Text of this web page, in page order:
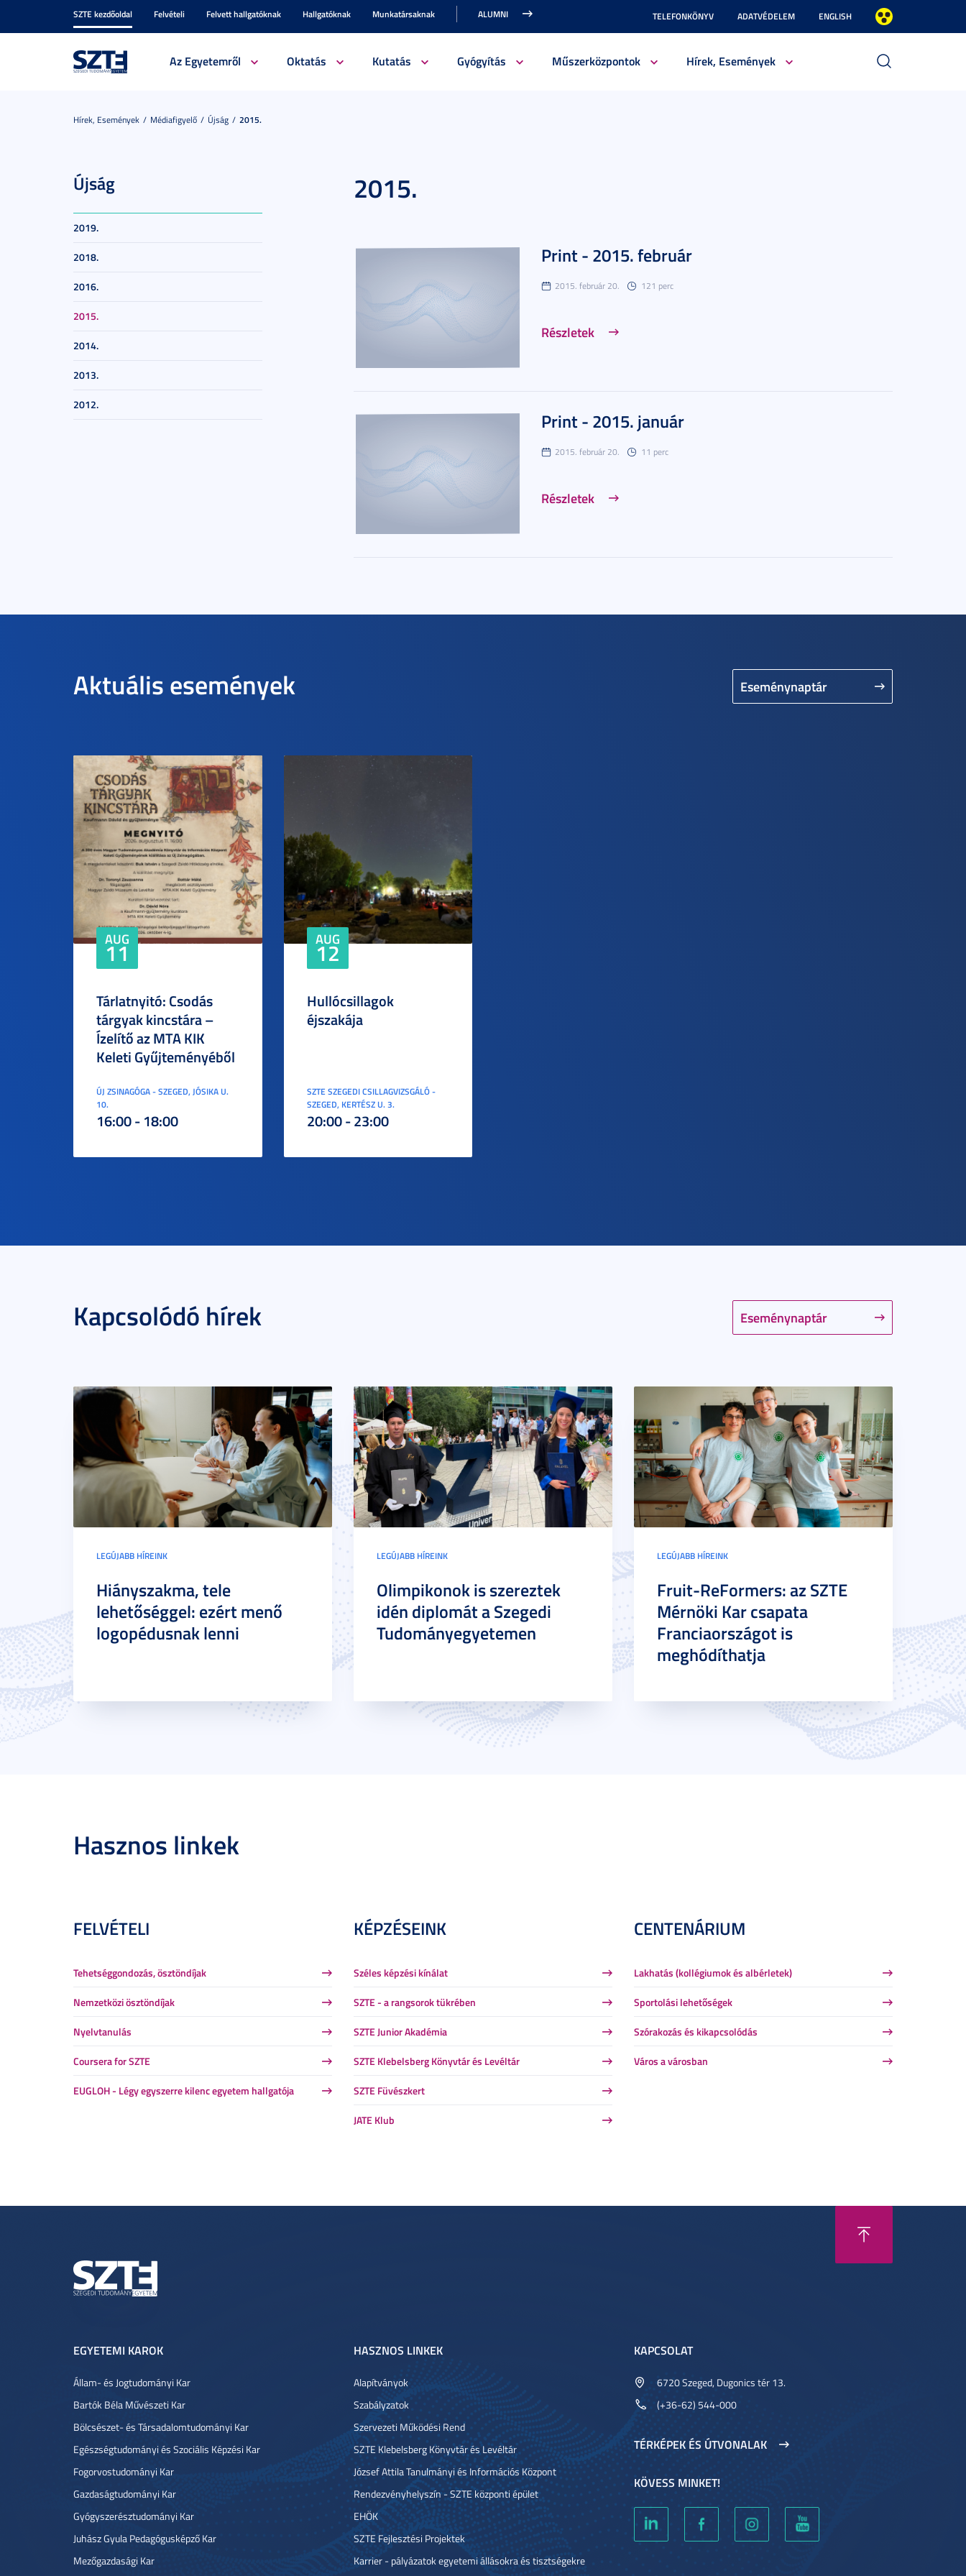
SZTE kezdőoldal Felvételi Felvett hallgatóknak Hallgatóknak Munkatársaknak ALUMNI TELEFONKÖNYV ADATVÉDELEM ENGLISH
Az Egyetemről Oktatás Kutatás Gyógyítás Műszerközpontok Hírek, Események
Hírek, Események Médiafigyelő Újság 2015.
Újság
2019.
2018.
2016.
2015.
2014.
2013.
2012.
2015.
Print - 2015. február
2015. február 20. 121 perc
Részletek
Print - 2015. január
2015. február 20. 11 perc
Részletek
Aktuális események Eseménynaptár
AUG
11
Tárlatnyitó: Csodás
tárgyak kincstára –
Ízelítő az MTA KIK
Keleti Gyűjteményéből
ÚJ ZSINAGÓGA - SZEGED, JÓSIKA U.
10.
16:00 - 18:00
AUG
12
Hullócsillagok
éjszakája
SZTE SZEGEDI CSILLAGVIZSGÁLÓ -
SZEGED, KERTÉSZ U. 3.
20:00 - 23:00
Kapcsolódó hírek Eseménynaptár
LEGÚJABB HÍREINK
Hiányszakma, tele
lehetőséggel: ezért menő
logopédusnak lenni
LEGÚJABB HÍREINK
Olimpikonok is szereztek
idén diplomát a Szegedi
Tudományegyetemen
LEGÚJABB HÍREINK
Fruit-ReFormers: az SZTE
Mérnöki Kar csapata
Franciaországot is
meghódíthatja
Hasznos linkek
FELVÉTELI
Tehetséggondozás, ösztöndíjak
Nemzetközi ösztöndíjak
Nyelvtanulás
Coursera for SZTE
EUGLOH - Légy egyszerre kilenc egyetem hallgatója
KÉPZÉSEINK
Széles képzési kínálat
SZTE - a rangsorok tükrében
SZTE Junior Akadémia
SZTE Klebelsberg Könyvtár és Levéltár
SZTE Füvészkert
JATE Klub
CENTENÁRIUM
Lakhatás (kollégiumok és albérletek)
Sportolási lehetőségek
Szórakozás és kikapcsolódás
Város a városban
EGYETEMI KAROK
Állam- és Jogtudományi Kar
Bartók Béla Művészeti Kar
Bölcsészet- és Társadalomtudományi Kar
Egészségtudományi és Szociális Képzési Kar
Fogorvostudományi Kar
Gazdaságtudományi Kar
Gyógyszerésztudományi Kar
Juhász Gyula Pedagógusképző Kar
Mezőgazdasági Kar
HASZNOS LINKEK
Alapítványok
Szabályzatok
Szervezeti Működési Rend
SZTE Klebelsberg Könyvtár és Levéltár
József Attila Tanulmányi és Információs Központ
Rendezvényhelyszín - SZTE központi épület
EHÖK
SZTE Fejlesztési Projektek
Karrier - pályázatok egyetemi állásokra és tisztségekre
KAPCSOLAT
6720 Szeged, Dugonics tér 13.
(+36-62) 544-000
TÉRKÉPEK ÉS ÚTVONALAK
KÖVESS MINKET!